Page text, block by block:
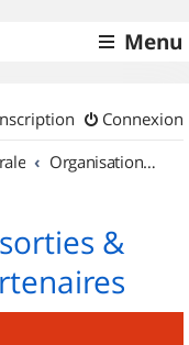
Menu
Connexion
Organisation de sorties & Recherche de partenaires
&